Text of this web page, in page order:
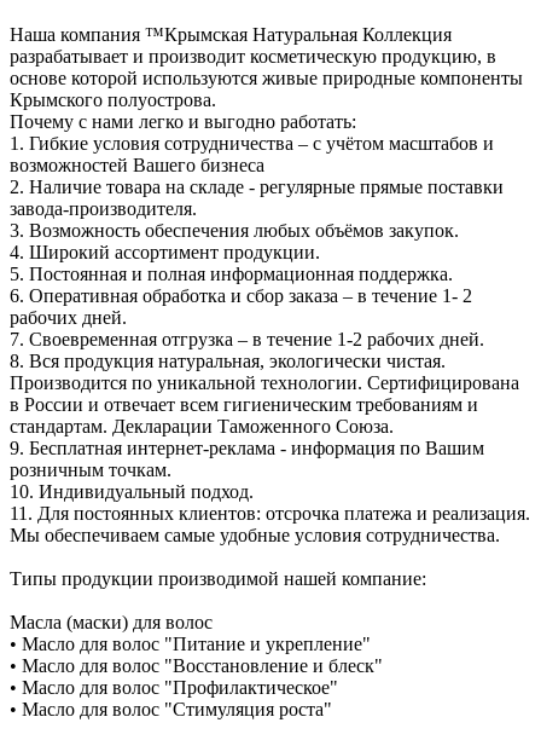
Наша компания ™Крымская Натуральная Коллекция
разрабатывает и производит косметическую продукцию, в
основе которой используются живые природные компоненты
Крымского полуострова.
Почему с нами легко и выгодно работать:
1. Гибкие условия сотрудничества – с учётом масштабов и
возможностей Вашего бизнеса
2. Наличие товара на складе - регулярные прямые поставки
завода-производителя.
3. Возможность обеспечения любых объёмов закупок.
4. Широкий ассортимент продукции.
5. Постоянная и полная информационная поддержка.
6. Оперативная обработка и сбор заказа – в течение 1- 2
рабочих дней.
7. Своевременная отгрузка – в течение 1-2 рабочих дней.
8. Вся продукция натуральная, экологически чистая.
Производится по уникальной технологии. Сертифицирована
в России и отвечает всем гигиеническим требованиям и
стандартам. Декларации Таможенного Союза.
9. Бесплатная интернет-реклама - информация по Вашим
розничным точкам.
10. Индивидуальный подход.
11. Для постоянных клиентов: отсрочка платежа и реализация.
Мы обеспечиваем самые удобные условия сотрудничества.
Типы продукции производимой нашей компание:
Масла (маски) для волос
• Масло для волос "Питание и укрепление"
• Масло для волос "Восстановление и блеск"
• Масло для волос "Профилактическое"
• Масло для волос "Стимуляция роста"